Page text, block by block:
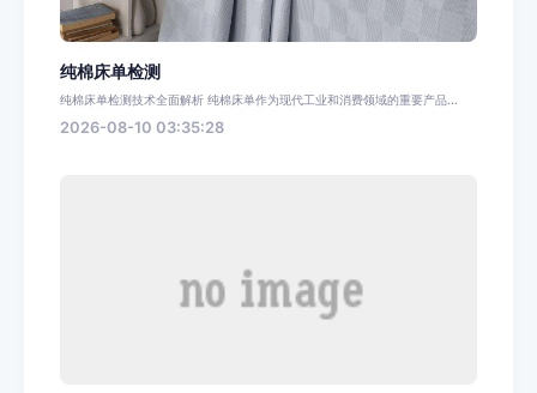
纯棉床单检测
纯棉床单检测技术全面解析 纯棉床单作为现代工业和消费领域的重要产品...
2026-08-10 03:35:28